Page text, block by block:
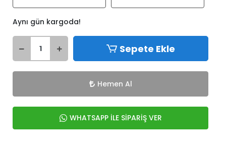
Aynı gün kargoda!
Sepete Ekle
Hemen Al
WHATSAPP İLE SİPARİŞ VER